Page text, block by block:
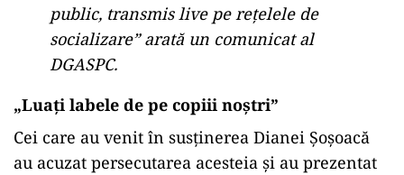
public, transmis live pe rețelele de
socializare” arată un comunicat al
DGASPC.
„Luați labele de pe copiii noștri”
Cei care au venit în susținerea Dianei Șoșoacă
au acuzat persecutarea acesteia și au prezentat